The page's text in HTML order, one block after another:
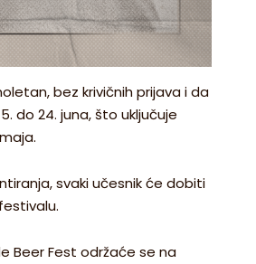
bez krivičnih prijava i da
do 24. juna, što uključuje
svaki učesnik će dobiti
Beer Fest održaće se na